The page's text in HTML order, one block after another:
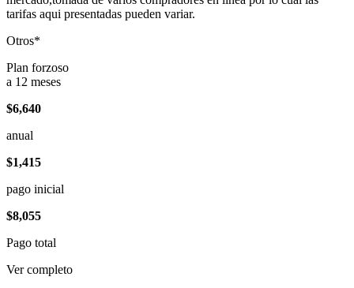
tarifas aqui presentadas pueden variar.
Otros*
Plan forzoso
a 12 meses
$6,640
anual
$1,415
pago inicial
$8,055
Pago total
Ver completo